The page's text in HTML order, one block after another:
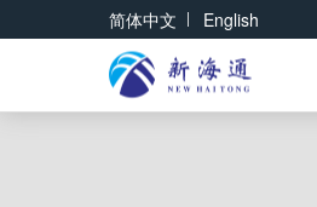
简体中文 | English